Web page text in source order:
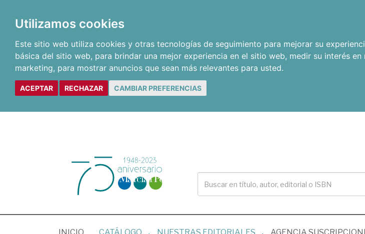
Utilizamos cookies
Este sitio web utiliza cookies y otras tecnologías de seguimiento para mejorar su
básica del sitio web, para brindar una mejor experiencia en el sitio web, medir su interés
marketing, para mostrar anuncios que sean más relevantes para usted.
ACEPTAR RECHAZAR CAMBIAR PREFERENCIAS
(CURRENT)